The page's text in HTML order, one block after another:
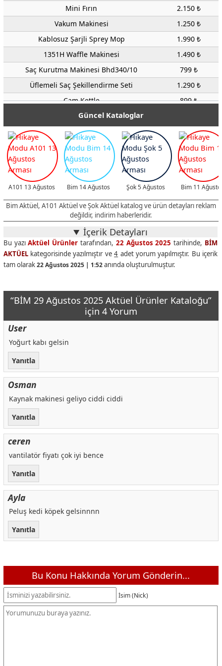
Mini Fırın
2.150 ₺
Vakum Makinesi
1.250 ₺
Kablosuz Şarjli Sprey Mop
1.990 ₺
1351H Waffle Makinesi
1.490 ₺
Saç Kurutma Makinesi Bhd340/10
799 ₺
Üflemeli Saç Şekillendirme Seti
1.290 ₺
Cam Kettle
899 ₺
5190 Şarjlı Saç ve Sakal Tıraş Makinesi
Saç Düzleştirici Fırça veya Kıvırıcı
590 ₺
Saç Düzleştirici Üflemeli
1.950 ₺
Lady Shaver Tüm Vücut
449 ₺
İnvertor Kaynak Makinası
4.500 ₺
Sıcak Hava Tabancası
Eğe Seti
549 ₺
Somun Adaptör Seti
109 ₺
Temassız Faz Kontrol Elektrik Kaçak Akım Kalemi
119 ₺
Mini Kolastar Testeresi
199 ₺
Zımba Tabancası
Aktuel-urunler.com kaynak link
00 ₺
Freze Matkap Uç Seti
Alüminyum Su Terazisi 40 cm
Akrilik Sprey Boya 400ml/320g
Gravür Taşlama Seti
1.290 ₺
Lehim Kalemi 230v 40w 50hz
Mutfak Lavabo Musluk Ucu
Pervaneli Duş Başlığı Set 5 Fonksiyonlu
2 Fonksiyonlu Musluk Ucu Perlatör
Evye Borusu
195 ₺
2 Fonksiyonlu 720 Derece Dönen Musluk Ucu
Jant Temizleyici 500 ML
45 ₺
Lastik Temizleyici 500 ML
Genel Temizleyici 500 ML
45 ₺
Güncel Kataloglar
A101 13 Ağustos Bim 14 Ağustos Şok 5 Ağustos Bim 11
Bim Aktüel, A101 Aktüel ve Şok Aktüel katalog ve ürün detayları reklam
değildir, indirim haberleridir.
İçerik Detayları
Bu yazıAktüel Ürünler tarafından, 22 Ağustos 2025 tarihinde, BİM
AKTÜELkategorisinde yazılmıştır ve4 adet yorum yapılmıştır. Bu içerik
tam olarak22 Ağustos 2025 | 1:52anında oluşturulmuştur.
“BİM 29 Ağustos 2025 Aktüel Ürünler Kataloğu”
için 4 Yorum
User
Yoğurt kabı gelsin
Yanıtla
Osman
Kaynak makinesi geliyo ciddi ciddi
Yanıtla
ceren
vantilatör fiyatı çok iyi bence
Yanıtla
Ayla
Peluş kedi köpek gelsinnnn
Yanıtla
Bu Konu Hakkında Yorum Gönderin...
İsim (Nick)